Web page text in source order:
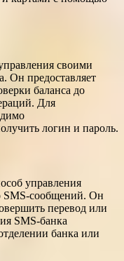
своими
Он предоставляет
баланса до
Для
логин и пароль.
управления
SMS-сообщений. Он
перевод или
SMS-банка
банка или